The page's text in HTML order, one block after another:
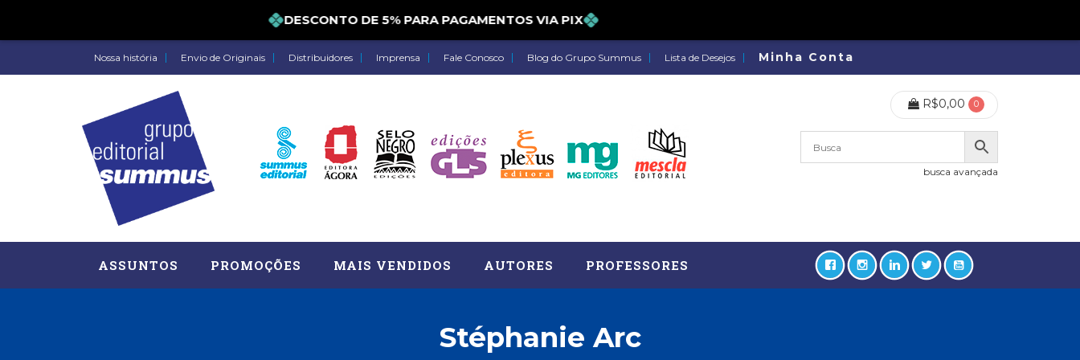
DESCONTO DE 5% PARA PAGAMENTOS VIA PIX
Nossa história Envio de Originais Distribuidores Imprensa Fale Conosco Blog do Grupo Summus Lista de Desejos Minha Conta
R$0,00 0
busca avançada
ASSUNTOS
Astrologia (27)
PROMOÇÕES MAIS VENDIDOS AUTORES PROFESSORES
Stéphanie Arc